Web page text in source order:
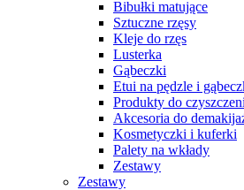
Bibułki matujące
Sztuczne rzęsy
Kleje do rzęs
Lusterka
Gąbeczki
Etui na pędzle i
Produkty do
Akcesoria do
Kosmetyczki i kuferki
Palety na wkłady
Zestawy
Zestawy